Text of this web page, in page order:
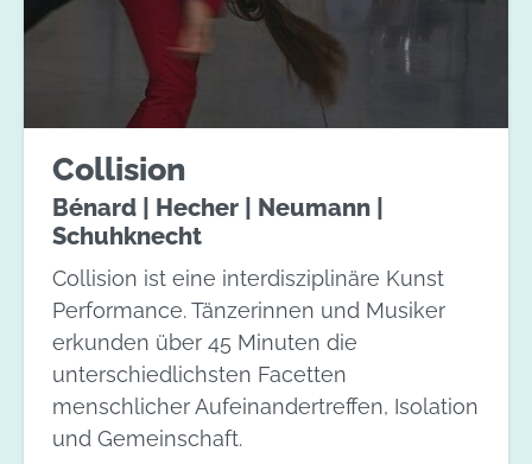
Collision
Bénard | Hecher | Neumann |
Schuhknecht
Collision ist eine interdisziplinäre Kunst
Performance. Tänzerinnen und Musiker
erkunden über 45 Minuten die
unterschiedlichsten Facetten
menschlicher Aufeinandertreffen, Isolation
und Gemeinschaft.